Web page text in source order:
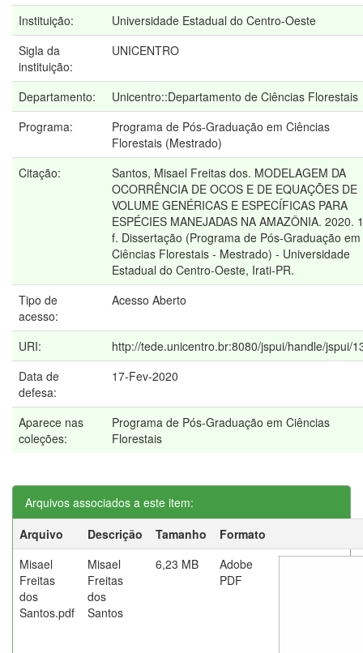
Instituição:
Universidade Estadual do Centro-Oeste
Sigla da
instituição:
UNICENTRO
Departamento:
Unicentro::Departamento de Ciências Florestais
Programa:
Programa de Pós-Graduação em Ciências
Florestais (Mestrado)
Citação:
Santos, Misael Freitas dos. MODELAGEM DA
OCORRÊNCIA DE OCOS E DE EQUAÇÕES DE
VOLUME GENÉRICAS E ESPECÍFICAS PARA
ESPÉCIES MANEJADAS NA AMAZÔNIA. 2020.
f. Dissertação (Programa de Pós-Graduação em
Ciências Florestais - Mestrado) - Universidade
Estadual do Centro-Oeste, Irati-PR.
Tipo de
acesso:
Acesso Aberto
URI:
http://tede.unicentro.br:8080/jspui/handle/jspui/
Data de
defesa:
17-Fev-2020
Aparece nas
coleções:
Programa de Pós-Graduação em Ciências
Florestais
Arquivos associados a este item:
Arquivo
Descrição Tamanho
Formato
Misael
Freitas
dos
Santos.pdf
Misael
Freitas
dos
Santos
6,23 MB
Adobe
PDF